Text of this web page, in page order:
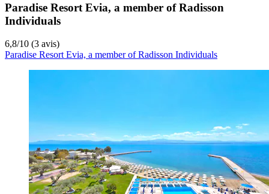
Paradise Resort Evia, a member of Radisson
Individuals
6,8/10 (3 avis)
Paradise Resort Evia, a member of Radisson Individuals